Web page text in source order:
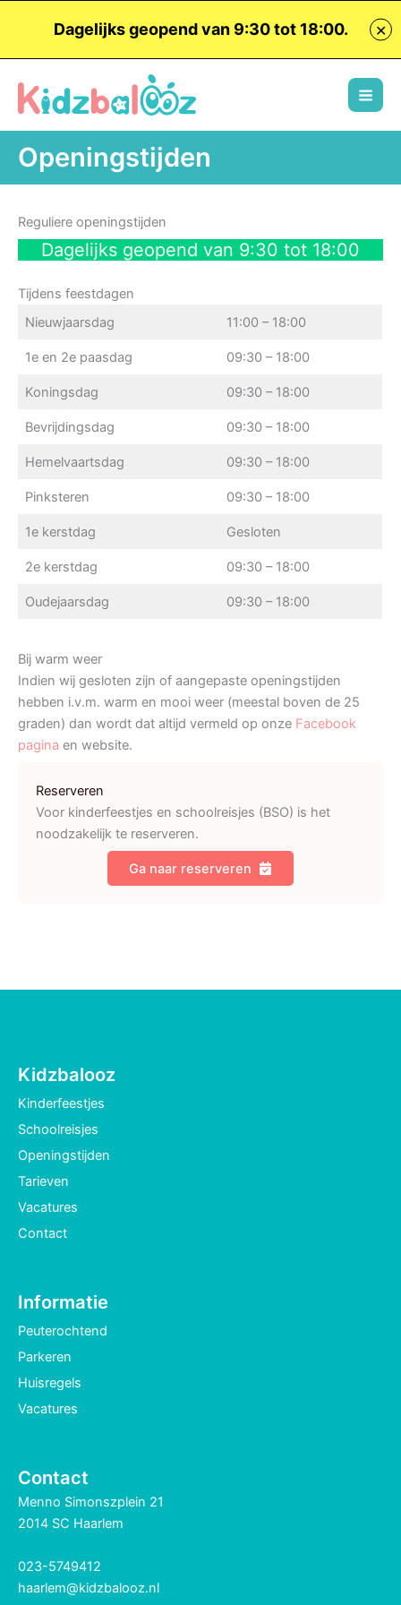
Dagelijks geopend van 9:30 tot 18:00. ✕
inhoud
Openingstijden
Reguliere openingstijden
Dagelijks geopend van 9:30 tot 18:00
Tijdens feestdagen
Nieuwjaarsdag
11:00 – 18:00
1e en 2e paasdag 09:30 – 18:00
Koningsdag 09:30 – 18:00
Bevrijdingsdag 09:30 – 18:00
Hemelvaartsdag 09:30 – 18:00
Pinksteren 09:30 – 18:00
1e kerstdag Gesloten
2e kerstdag 09:30 – 18:00
Oudejaarsdag 09:30 – 18:00
Bij warm weer
Indien wij gesloten zijn of aangepaste openingstijden
hebben i.v.m. warm en mooi weer (meestal boven de 25
graden) dan wordt dat altijd vermeld op onze Facebook
pagina en website.
Reserveren
Voor kinderfeestjes en schoolreisjes (BSO) is het
noodzakelijk te reserveren.
Ga naar reserveren
Kidzbalooz
Kinderfeestjes
Schoolreisjes
Openingstijden
Tarieven
Vacatures
Contact
Informatie
Peuterochtend
Parkeren
Huisregels
Vacatures
Contact
Menno Simonszplein 21
2014 SC Haarlem
023-5749412
haarlem@kidzbalooz.nl